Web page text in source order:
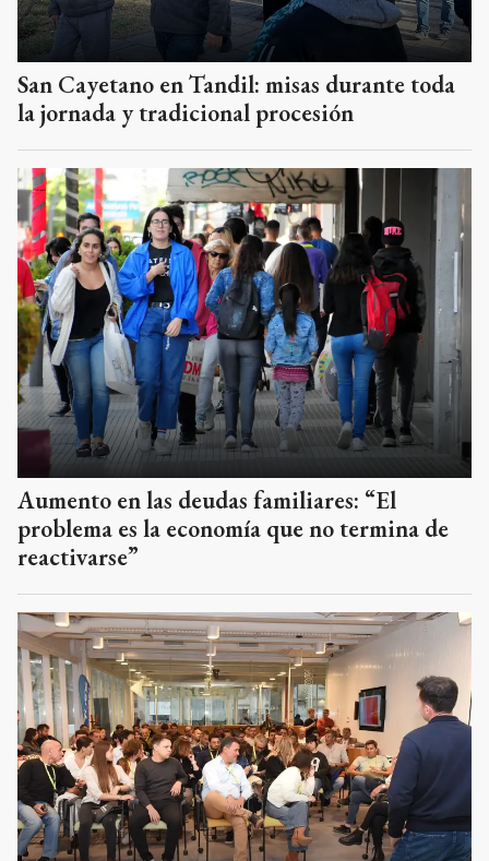
San Cayetano en Tandil: misas durante toda
la jornada y tradicional procesión
Aumento en las deudas familiares: “El
problema es la economía que no termina de
reactivarse”